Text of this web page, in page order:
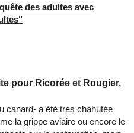
des adultes avec
pour Ricorée et Rougier,
canard- a été très chahutée
la grippe aviaire ou encore le